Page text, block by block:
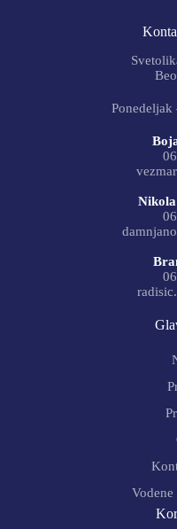
Ponedeljak